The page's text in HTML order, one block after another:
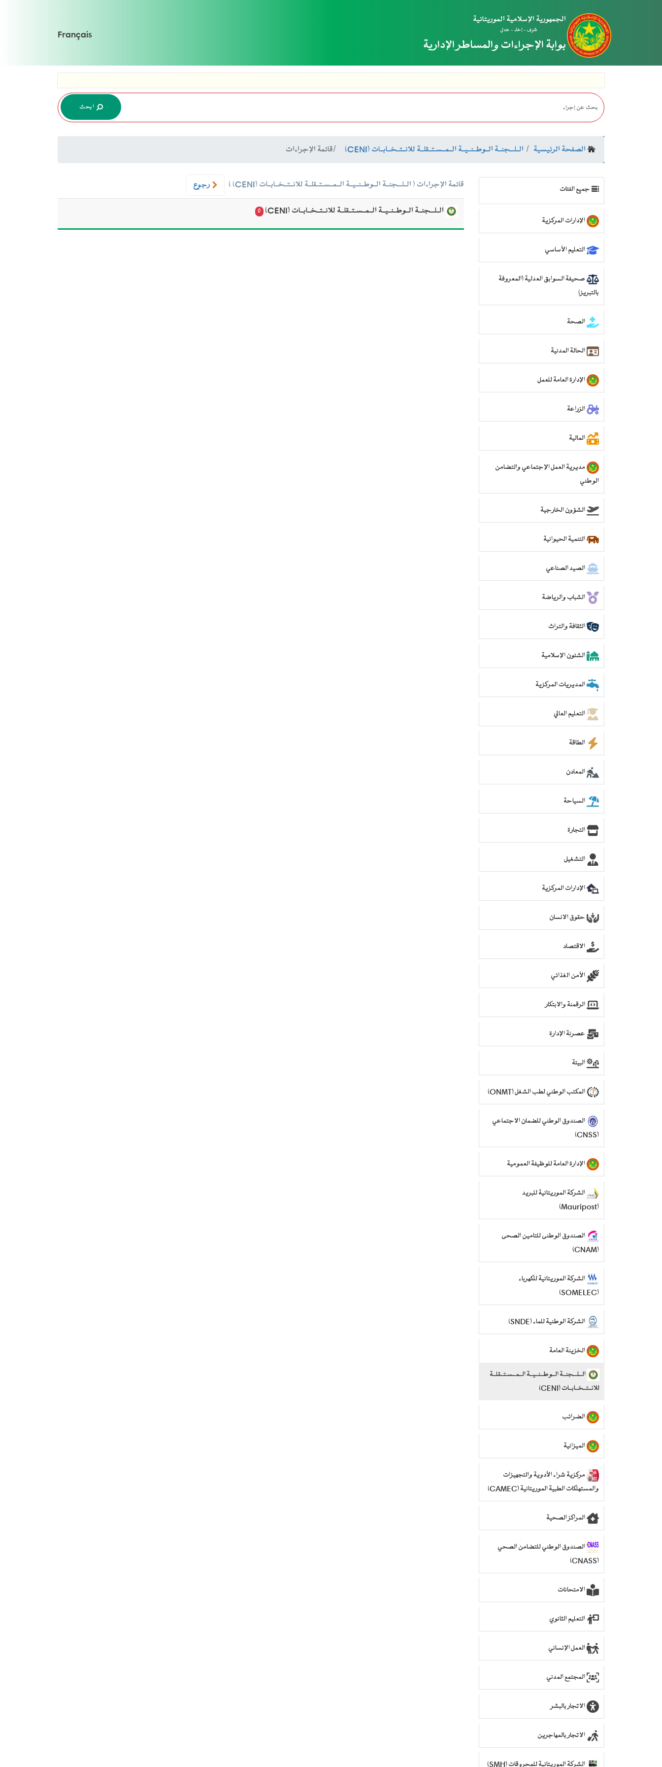
الجمهورية الإسلامية الموريتانية
شرف - إخاء - عدل
بوابة الإجراءات والمساطر الإدارية
Français
الصفحة الرئيسية الــلـــجنــة الــوطــنــيــة الــمــسـتــقلــة للانــتــخــابــات (CENI) قائمة الإجراءات
جميع الفئات
الإدارات المركزية
التعليم الأساسي
صحيفة السوابق العدلية (المعروفة
بالتبريز)
الصحة
الحالة المدنية
الإدارة العامة للعمل
الزراعة
المالية
مديرية العمل الإجتماعي والتضامن
الوطني
الشؤون الخارجية
التنمية الحيوانية
الصيد الصناعي
الشباب والرياضة
الثقافة والتراث
الشئون الإسلامية
المديريات المركزية
التعليم العالي
الطاقة
المعادن
السياحة
التجارة
التشغيل
الإدارات المركزية
حقوق الانسان
الاقتصاد
الأمن الغذائي
الرقمنة والابتكار
عصرنة الإدارة
البيئة
المكتب الوطني لطب الشغل (ONMT)
الصندوق الوطني للضمان الاجتماعي
(CNSS)
الإدارة العامة للوظيفة العمومية
الشركة الموريتانية للبريد
(Mauripost)
الصندوق الوطنى للتامين الصحى
(CNAM)
الشركة الموريتانية للكهرباء
(SOMELEC)
الشركة الوطنية للماء (SNDE)
الخزينة العامة
الــلـــجنــة الــوطــنــيــة الــمــسـتــقلــة
للانــتــخــابــات (CENI)
الضرائب
الميزانية
مركزية شراء الأدوية والتجهيزات
والمستهلكات الطبية الموريتانية (CAMEC)
المراكز الصحية
الصندوق الوطني للتضامن الصحي
(CNASS)
الامتحانات
التعليم الثانوي
العمل الإنساني
المجتمع المدني
الاتجار بالبشر
الاتجار بالمهاجرين
الشركة الموريتانية للمحروقات (SMH)
قائمة الإجراءات ( الــلـــجنــة الــوطــنــيــة الــمــسـتــقلــة للانــتــخــابــات (CENI) ) رجوع
الــلـــجنــة الــوطــنــيــة الــمــسـتــقلــة للانــتــخــابــات (CENI) 0